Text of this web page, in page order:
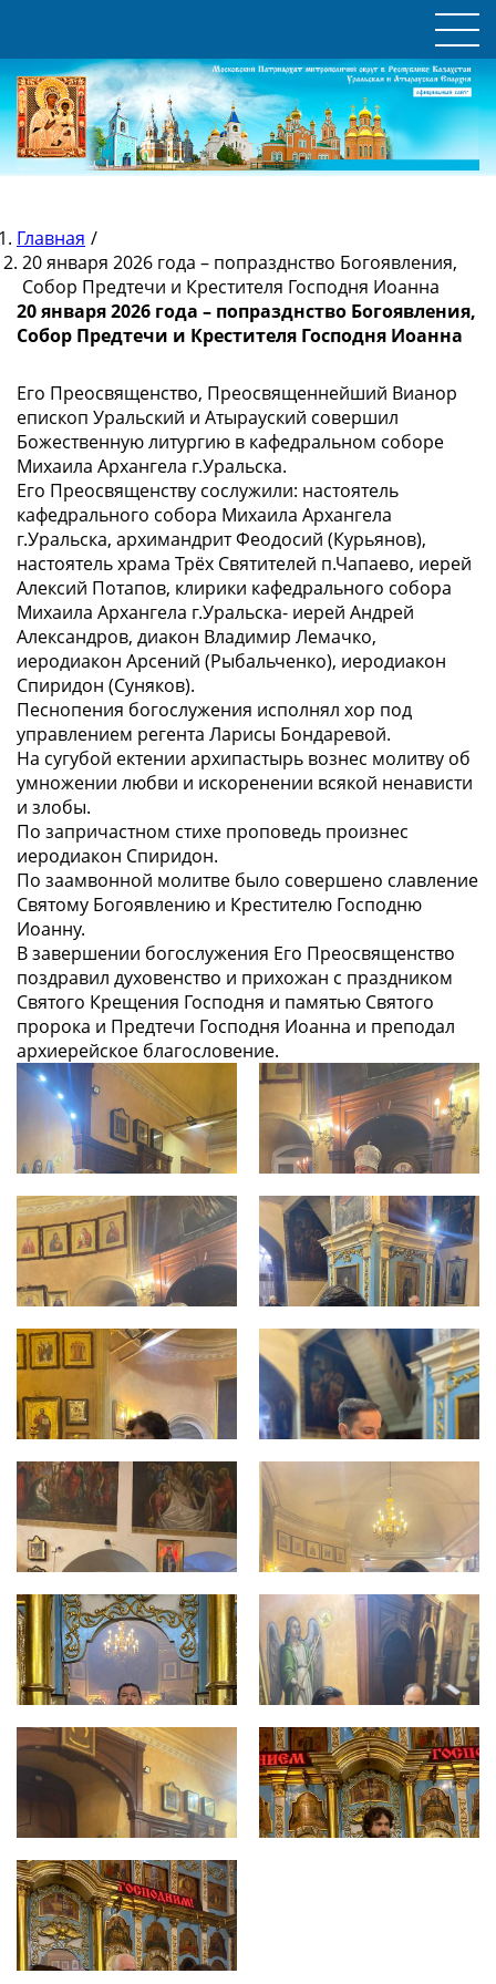
Главная /
20 января 2026 года – попразднство Богоявления,
Собор Предтечи и Крестителя Господня Иоанна
20 января 2026 года – попразднство Богоявления,
Собор Предтечи и Крестителя Господня Иоанна
Его Преосвященство, Преосвященнейший Вианор
епископ Уральский и Атырауский совершил
Божественную литургию в кафедральном соборе
Михаила Архангела г.Уральска.
Его Преосвященству сослужили: настоятель
кафедрального собора Михаила Архангела
г.Уральска, архимандрит Феодосий (Курьянов),
настоятель храма Трёх Святителей п.Чапаево, иерей
Алексий Потапов, клирики кафедрального собора
Михаила Архангела г.Уральска- иерей Андрей
Александров, диакон Владимир Лемачко,
иеродиакон Арсений (Рыбальченко), иеродиакон
Спиридон (Суняков).
Песнопения богослужения исполнял хор под
управлением регента Ларисы Бондаревой.
На сугубой ектении архипастырь вознес молитву об
умножении любви и искоренении всякой ненависти
и злобы.
По запричастном стихе проповедь произнес
иеродиакон Спиридон.
По заамвонной молитве было совершено славление
Святому Богоявлению и Крестителю Господню
Иоанну.
В завершении богослужения Его Преосвященство
поздравил духовенство и прихожан с праздником
Святого Крещения Господня и памятью Святого
пророка и Предтечи Господня Иоанна и преподал
архиерейское благословение.